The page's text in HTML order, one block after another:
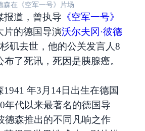
森在《空军一号》片场
报道，曾执导 《空军一号》
片的德国导演沃尔夫冈·彼德
矶去世，他的公关发言人8
布了死讯，死因是胰腺癌。
年3月14日出生在德国
年代以来最著名的德国导
德森推出的不同凡响之作